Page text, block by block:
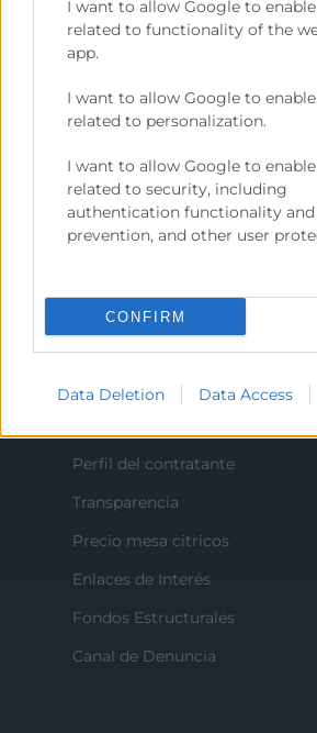
I want to allow Google to
related to functionality of the
app.
I want to allow Google to
related to personalization.
I want to allow Google to
related to security, including
authentication functionality and
prevention, and other user
CONFIRM
Data Deletion Data Access
Prestar servicios a las
generales del comercio, la
previstas en la Ley, o que
delegar las Administraciones
Perfil del contratante
Transparencia
Precio mesa citricos
Enlaces de Interés
Fondos Estructurales
Canal de Denuncia